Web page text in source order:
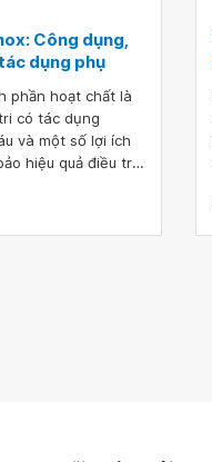
Công dụng,
dụng phụ
phần hoạt chất là
có tác dụng
và một số lợi ích
hiệu quả điều trị,
sĩ, dược sĩ tư